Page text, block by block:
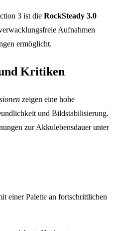
3 ist die RockSteady 3.0
Aufnahmen
ermöglicht.
Kritiken
zeigen eine hohe
und Bildstabilisierung.
zur Akkulebensdauer unter
einer Palette an fortschrittlichen